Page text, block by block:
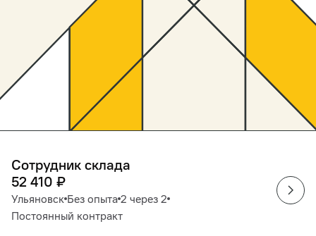
Сотрудник склада
52 410 ₽
Ульяновск Без опыта 2 через 2
Постоянный контракт